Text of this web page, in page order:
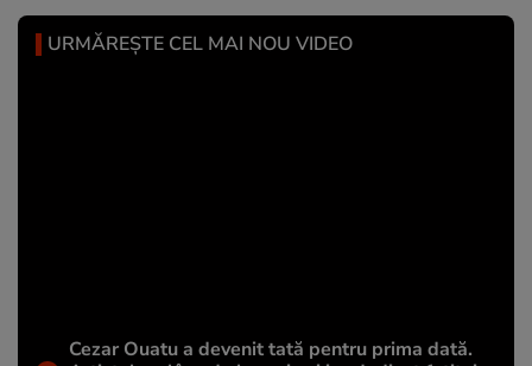
URMĂREȘTE CEL MAI NOU VIDEO
Cezar Ouatu a devenit tată pentru prima dată.